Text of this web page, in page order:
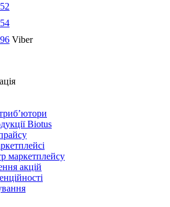
Viber
Biotus
маркетплейсу
акцій